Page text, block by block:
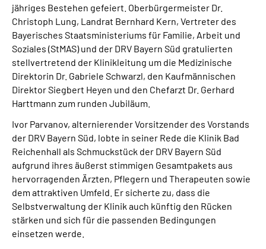
Mein Kundenportal
jähriges Bestehen gefeiert. Oberbürgermeister Dr.
Christoph Lung, Landrat Bernhard Kern, Vertreter des
Bayerisches Staatsministeriums für Familie, Arbeit und
Soziales (StMAS) und der DRV Bayern Süd gratulierten
stellvertretend der Klinikleitung um die Medizinische
Direktorin Dr. Gabriele Schwarzl, den Kaufmännischen
Direktor Siegbert Heyen und den Chefarzt Dr. Gerhard
Harttmann zum runden Jubiläum.
Ivor Parvanov, alternierender Vorsitzender des Vorstands
der DRV Bayern Süd, lobte in seiner Rede die Klinik Bad
Reichenhall als Schmuckstück der DRV Bayern Süd
aufgrund ihres äußerst stimmigen Gesamtpakets aus
hervorragenden Ärzten, Pflegern und Therapeuten sowie
dem attraktiven Umfeld. Er sicherte zu, dass die
Selbstverwaltung der Klinik auch künftig den Rücken
stärken und sich für die passenden Bedingungen
einsetzen werde.